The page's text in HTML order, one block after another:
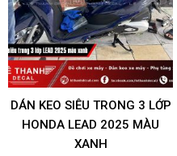
DÁN KEO SIÊU TRONG 3 LỚP
HONDA LEAD 2025 MÀU
XANH